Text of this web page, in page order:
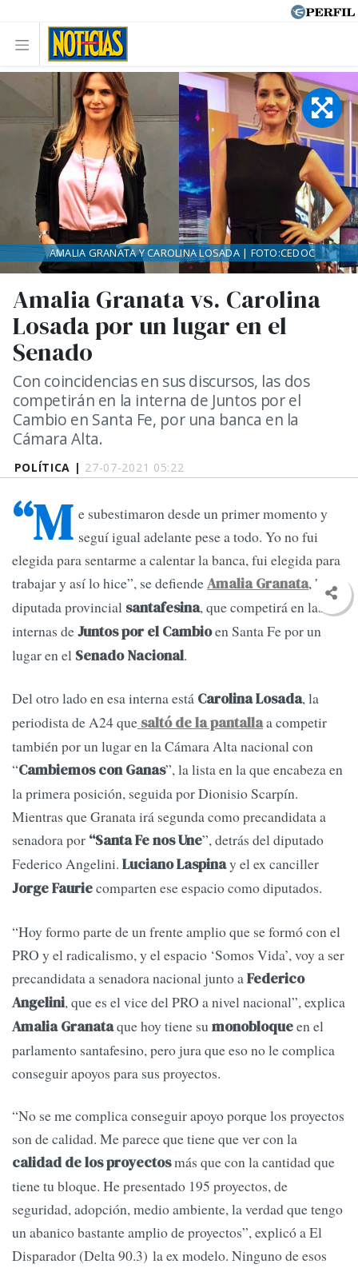
POLÍTICA | 27-07-2021 05:22
Amalia Granata vs. Carolina
Losada por un lugar en el
Senado
Con coincidencias en sus discursos, las dos
competirán en la interna de Juntos por el
Cambio en Santa Fe, por una banca en la
Cámara Alta.
AMALIA GRANATA Y CAROLINA LOSADA | FOTO:CEDOC
“M e subestimaron desde un primer momento y
seguí igual adelante pese a todo. Yo no fui
elegida para sentarme a calentar la banca, fui elegida para
trabajar y así lo hice”, se defiendeAmalia Granata, hoy
diputada provincial santafesina, que competirá en las
internas deJuntos por el Cambioen Santa Fe por un
lugar en el Senado Nacional.
Del otro lado en esa interna está Carolina Losada, la
periodista de A24 que saltó de la pantallaa competir
también por un lugar en la Cámara Alta nacional con
“Cambiemos con Ganas”, la lista en la que encabeza en
la primera posición, seguida por Dionisio Scarpín.
Mientras que Granata irá segunda como precandidata a
senadora por “Santa Fe nos Une”, detrás del diputado
Federico Angelini. Luciano Laspinay el ex canciller
Jorge Fauriecomparten ese espacio como diputados.
“Hoy formo parte de un frente amplio que se formó con el
PRO y el radicalismo, y el espacio ‘Somos Vida’, voy a ser
precandidata a senadora nacional junto aFederico
Angelini, que es el vice del PRO a nivel nacional”, explica
Amalia Granataque hoy tiene sumonobloqueen el
parlamento santafesino, pero jura que eso no le complica
conseguir apoyos para sus proyectos.
“No se me complica conseguir apoyo porque los proyectos
son de calidad. Me parece que tiene que ver con la
calidad de los proyectosmás que con la cantidad que
tiene tu bloque. He presentado 195 proyectos, de
seguridad, adopción, medio ambiente, la verdad que tengo
un abanico bastante amplio de proyectos”, explicó a El
Disparador (Delta 90.3) la ex modelo. Ninguno de esos